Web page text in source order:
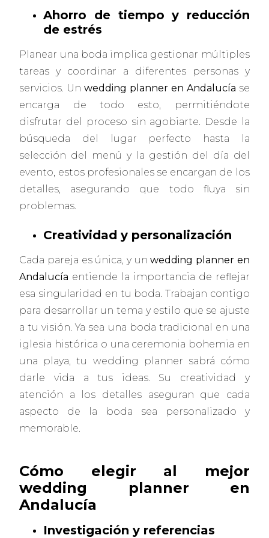
Ahorro de tiempo y reducción
de estrés
Planear una boda implica gestionar múltiples
tareas y coordinar a diferentes personas y
servicios. Unwedding planner en Andalucía se
encarga de todo esto, permitiéndote
disfrutar del proceso sin agobiarte. Desde la
búsqueda del lugar perfecto hasta la
selección del menú y la gestión del día del
evento, estos profesionales se encargan de los
detalles, asegurando que todo fluya sin
problemas.
Creatividad y personalización
Cada pareja es única, y unwedding planner en
Andalucía entiende la importancia de reflejar
esa singularidad en tu boda. Trabajan contigo
para desarrollar un tema y estilo que se ajuste
a tu visión. Ya sea una boda tradicional en una
iglesia histórica o una ceremonia bohemia en
una playa, tu wedding planner sabrá cómo
darle vida a tus ideas. Su creatividad y
atención a los detalles aseguran que cada
aspecto de la boda sea personalizado y
memorable.
Cómo elegir al mejor
wedding planner en
Andalucía
Investigación y referencias